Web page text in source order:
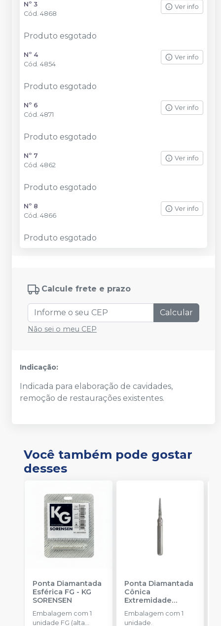
Nº 3
Cód. 4868
Ver info
Produto esgotado
Nº 4
Cód. 4854
Ver info
Produto esgotado
Nº 6
Cód. 4871
Ver info
Produto esgotado
Nº 7
Cód. 4862
Ver info
Produto esgotado
Nº 8
Cód. 4866
Ver info
Produto esgotado
Calcule frete e prazo
Calcular
Não sei o meu CEP
Indicação:
Indicada para elaboração de cavidades,
remoção de restaurações existentes.
Você também pode gostar
desses
Ponta Diamantada
Esférica FG - KG
SORENSEN
Embalagem com 1
unidade FG (alta
Ponta Diamantada
Cônica
Extremidade
Arredondada FG
KG SORENSEN
Embalagem com 1
unidade.